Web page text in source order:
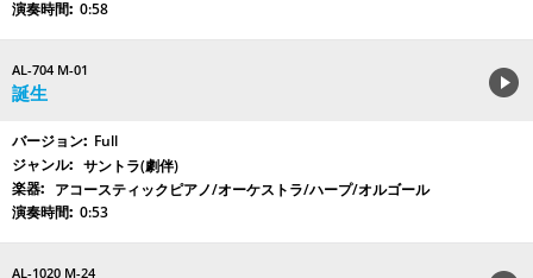
0:58
AL-704 M-01
誕生
Full
サントラ(劇伴)
アコースティックピアノ/オーケストラ/ハープ/オルゴール
0:53
AL-1020 M-24